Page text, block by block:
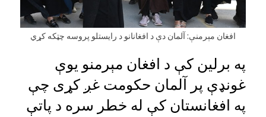
افغان مېرمنې: آلمان دې د افغانانو د رایستلو پروسه چټکه کړي
په برلین کې د افغان مېرمنو یوې
غونډې پر آلمان حکومت غږ کړی چې
په افغانستان کې له خطر سره د پاتې